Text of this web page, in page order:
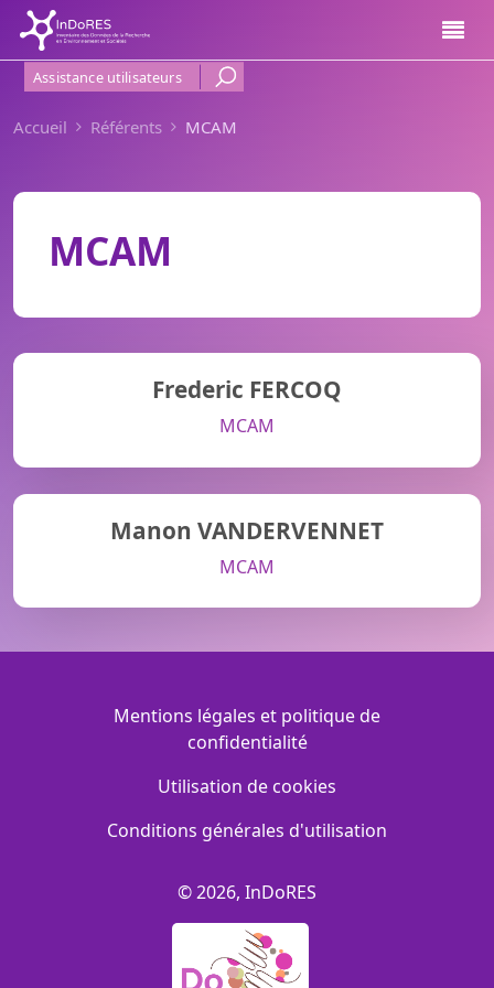
Aller au contenu principal
Menu Haut de page
Assistance utilisateurs
Accueil Référents MCAM
MCAM
Frederic FERCOQ
MCAM
Manon VANDERVENNET
MCAM
Menu Footer
Mentions légales et politique de
confidentialité
Utilisation de cookies
Conditions générales d'utilisation
© 2026, InDoRES